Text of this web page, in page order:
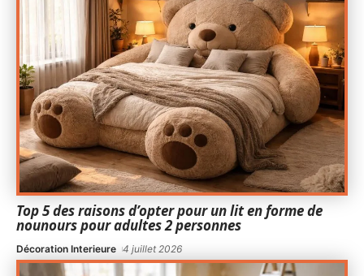
Top 5 des raisons d’opter pour un lit en forme de
nounours pour adultes 2 personnes
Décoration Interieure 4 juillet 2026